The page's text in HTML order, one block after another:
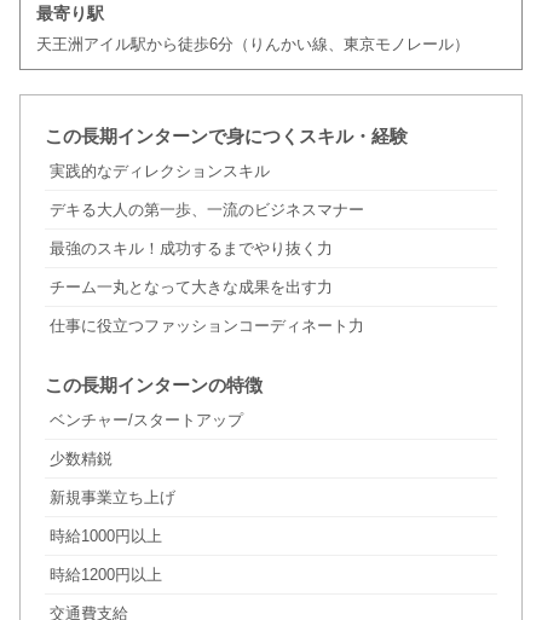
最寄り駅
天王洲アイル駅から徒歩6分（りんかい線、東京モノレール）
この長期インターンで身につくスキル・経験
実践的なディレクションスキル
デキる大人の第一歩、一流のビジネスマナー
最強のスキル！成功するまでやり抜く力
チーム一丸となって大きな成果を出す力
仕事に役立つファッションコーディネート力
この長期インターンの特徴
ベンチャー/スタートアップ
少数精鋭
新規事業立ち上げ
時給1000円以上
時給1200円以上
交通費支給